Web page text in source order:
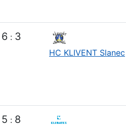
6 : 3
HC KLIVENT Slanec
5 : 8